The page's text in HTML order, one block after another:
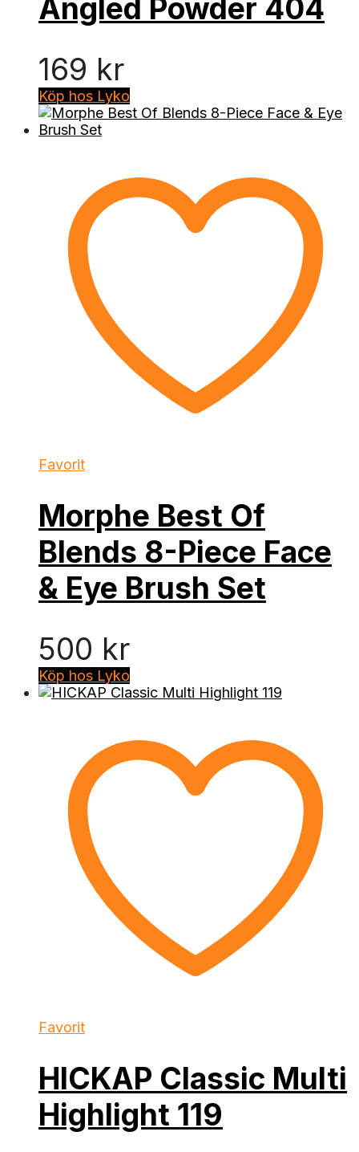
Angled Powder 404
169 kr
Köp hos Lyko
Favorit
Morphe Best Of
Blends 8-Piece Face
& Eye Brush Set
500 kr
Köp hos Lyko
Favorit
HICKAP Classic Multi
Highlight 119